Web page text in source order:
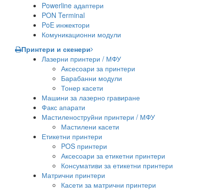
Powerline адаптери
PON Terminal
PoE инжектори
Комуникационни модули
Принтери и скенери
Лазерни принтери / МФУ
Аксесоари за принтери
Барабанни модули
Тонер касети
Машини за лазерно гравиране
Факс апарати
Мастиленоструйни принтери / МФУ
Мастилени касети
Етикетни принтери
POS принтери
Аксесоари за етикетни принтери
Консумативи за етикетни принтери
Матрични принтери
Касети за матрични принтери